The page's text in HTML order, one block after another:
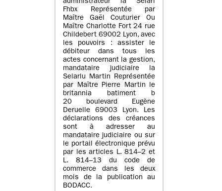
administrateur la Selarl
Fhbx Représentée par
Maître Gaël Couturier Ou
Maître Charlotte Fort 24 rue
Childebert 69002 Lyon, avec
les pouvoirs : assister le
débiteur dans tous les
actes concernant la gestion,
mandataire judiciaire la
Selarlu Martin Représentée
par Maître Pierre Martin le
britannia batiment b
20 boulevard Eugène
Deruelle 69003 Lyon. Les
déclarations des créances
sont à adresser au
mandataire judiciaire ou sur
le portail électronique prévu
par les articles L. 814–2 et
L. 814–13 du code de
commerce dans les deux
mois de la publication au
BODACC.